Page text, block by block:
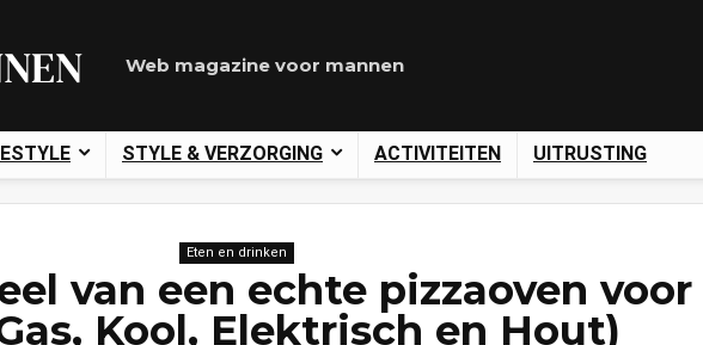
Web magazine voor mannen
STYLE & VERZORGING ACTIVITEITEN UITRUSTING
Eten en drinken
van een echte pizzaoven voor
Kool, Elektrisch en Hout)